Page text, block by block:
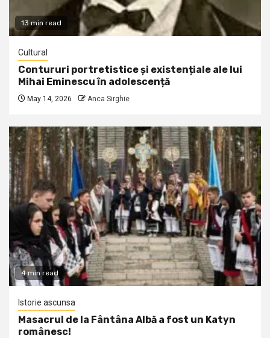
13 min read
Cultural
Contururi portretistice și existențiale ale lui
Mihai Eminescu în adolescență
May 14, 2026 Anca Sirghie
4 min read
Istorie ascunsa
Masacrul de la Fântâna Albă a fost un Katyn
românesc!